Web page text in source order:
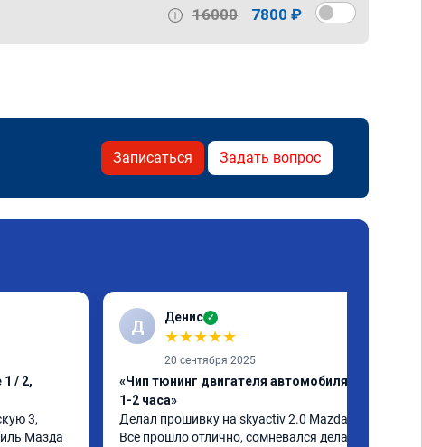
16000 7800 ₽
Записаться Задать вопрос
/ 2,
3,
Мазда
Д Денис ✓
★★★★★
20 сентября 2025
«Чип тюнинг двигателя автомобиля за
1-2 часа»
Делал прошивку на skyactiv 2.0 Mazda 3
Все прошло отлично, сомневался делать